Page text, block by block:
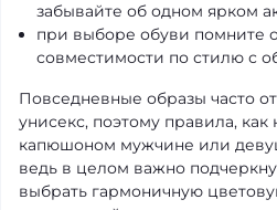
забывайте об одном ярком
при выборе обуви помните
совместимости по стилю с
Повседневные образы часто
унисекс, поэтому правила, как
капюшоном мужчине или
ведь в целом важно
выбрать гармоничную